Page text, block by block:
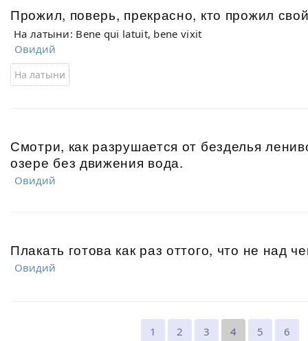
Прожил, поверь, прекрасно, кто прожил
На латыни: Bene qui latuit, bene vixit
Овидий
На латыни
Смотри, как разрушается от безделья
озере без движения вода.
Овидий
Плакать готова как раз оттого, что не над
Овидий
1 2 3 4 5 6